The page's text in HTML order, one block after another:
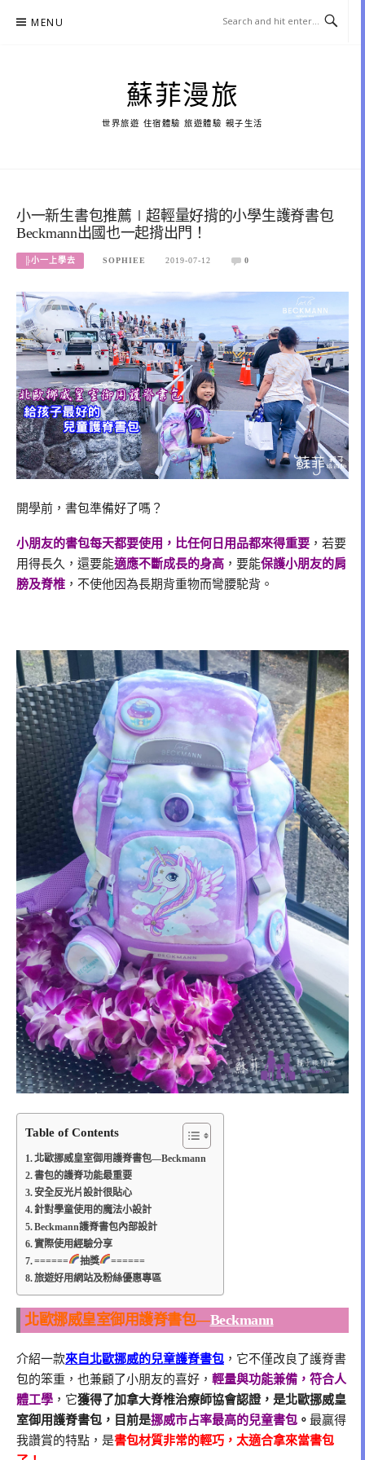
MENU
蘇菲漫旅
世界旅遊 住宿體驗 旅遊體驗 親子生活
小一新生書包推薦∣超輕量好揹的小學生護脊書包
Beckmann出國也一起揹出門！
╠小一上學去 SOPHIEE 2019-07-12 0
開學前，書包準備好了嗎？
小朋友的書包每天都要使用，比任何日用品都來得重要 ，若要
用得長久，還要能適應不斷成長的身高 ，要能保護小朋友的肩
膀及脊椎 ，不使他因為長期背重物而彎腰駝背。
Table of Contents
北歐挪威皇室御用護脊書包—Beckmann
書包的護脊功能最重要
安全反光片設計很貼心
針對學童使用的魔法小設計
Beckmann護脊書包內部設計
實際使用經驗分享
======
抽獎
======
旅遊好用網站及粉絲優惠專區
北歐挪威皇室御用護脊書包—Beckmann
介紹一款來自北歐挪威的兒童護脊書包 ，它不僅改良了護脊書
包的笨重，也兼顧了小朋友的喜好， 輕量與功能兼備，符合人
體工學 ，它獲得了加拿大脊椎治療師協會認證，是北歐挪威皇
室御用護脊書包，目前是挪威市占率最高的兒童書包 。 最贏得
我讚賞的特點，是書包材質非常的輕巧，太適合拿來當書包